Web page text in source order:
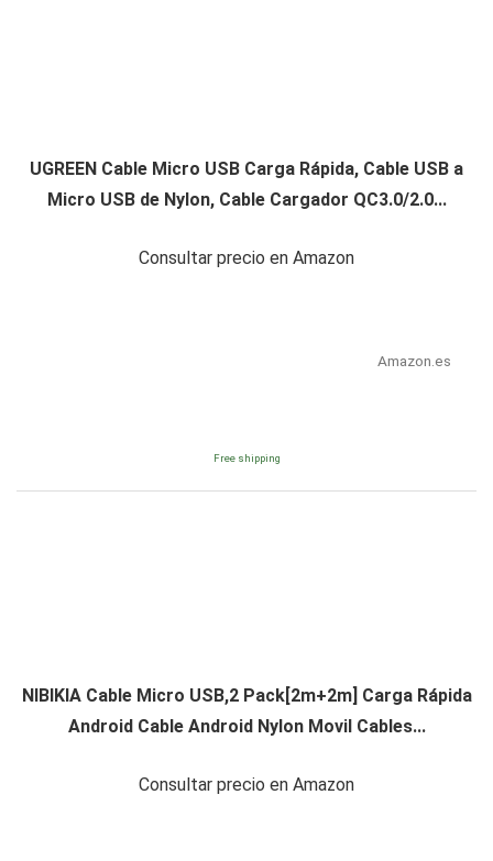
UGREEN Cable Micro USB Carga Rápida, Cable USB a
Micro USB de Nylon, Cable Cargador QC3.0/2.0...
Consultar precio en Amazon
Amazon.es
Free shipping
NIBIKIA Cable Micro USB,2 Pack[2m+2m] Carga Rápida
Android Cable Android Nylon Movil Cables...
Consultar precio en Amazon